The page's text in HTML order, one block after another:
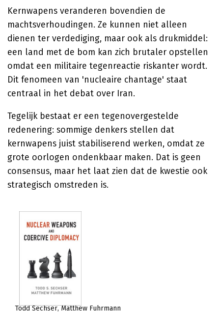
Kernwapens veranderen bovendien de
machtsverhoudingen. Ze kunnen niet alleen
dienen ter verdediging, maar ook als drukmiddel:
een land met de bom kan zich brutaler opstellen
omdat een militaire tegenreactie riskanter wordt.
Dit fenomeen van 'nucleaire chantage' staat
centraal in het debat over Iran.
Tegelijk bestaat er een tegenovergestelde
redenering: sommige denkers stellen dat
kernwapens juist stabiliserend werken, omdat ze
grote oorlogen ondenkbaar maken. Dat is geen
consensus, maar het laat zien dat de kwestie ook
strategisch omstreden is.
Todd Sechser Matthew Fuhrmann